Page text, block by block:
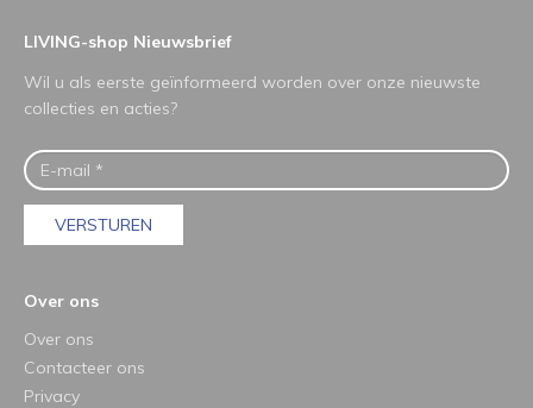
LIVING-shop Nieuwsbrief
Wil u als eerste geïnformeerd worden over onze nieuwste
collecties en acties?
VERSTUREN
Over ons
Over ons
Contacteer ons
Privacy